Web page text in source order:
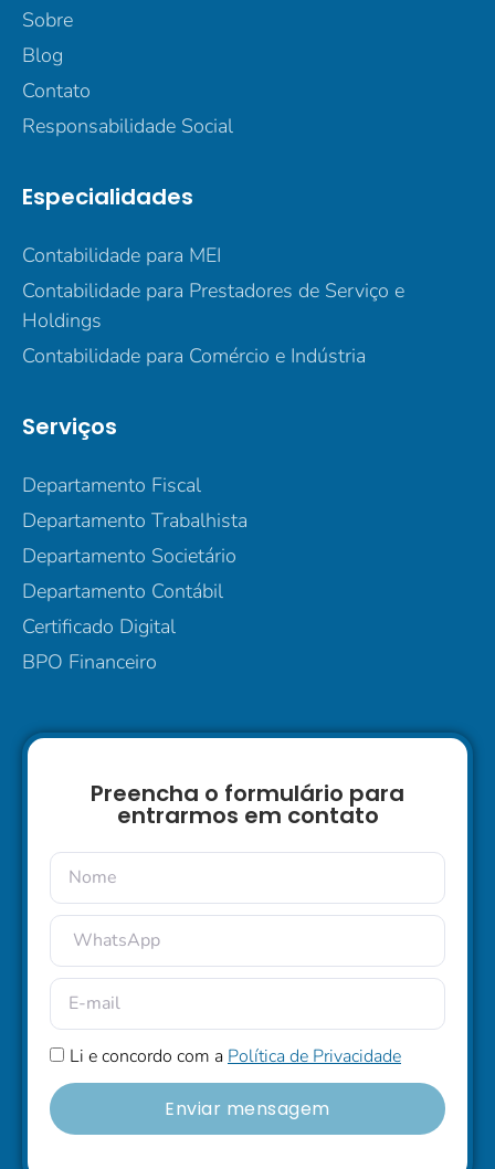
Sobre
Blog
Contato
Responsabilidade Social
Especialidades
Contabilidade para MEI
Contabilidade para Prestadores de Serviço e
Holdings
Contabilidade para Comércio e Indústria
Serviços
Departamento Fiscal
Departamento Trabalhista
Departamento Societário
Departamento Contábil
Certificado Digital
BPO Financeiro
Preencha o formulário para
entrarmos em contato
Li e concordo com a Política de Privacidade
Enviar mensagem